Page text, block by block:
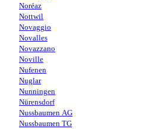
Noréaz
Nottwil
Novaggio
Novalles
Novazzano
Noville
Nufenen
Nuglar
Nunningen
Nürensdorf
Nussbaumen AG
Nussbaumen TG